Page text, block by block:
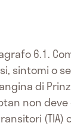
6.1.
sintomi o
di
non deve
(TIA)